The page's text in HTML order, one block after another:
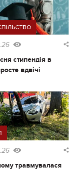
стипендія в
вдвічі
травмувалася